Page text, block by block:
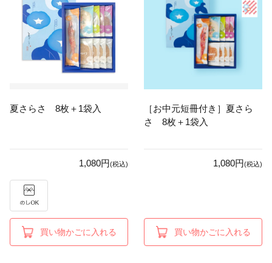
夏さらさ 8枚＋1袋入
1,080円(税込)
買い物かごに入れる
［お中元短冊付き］夏さら
さ 8枚＋1袋入
1,080円(税込)
買い物かごに入れる